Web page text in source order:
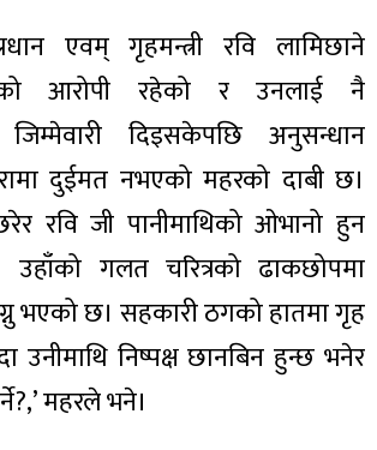
एवम् गृहमन्त्री रवि लामिछाने
आरोपी रहेको र उनलाई नै
जिम्मेवारी दिइसकेपछि अनुसन्धान
दुईमत नभएको महरको दाबी छ।
रवि जी पानीमाथिको ओभानो हुन
गलत चरित्रको ढाकछोपमा
भएको छ। सहकारी ठगको हातमा गृह
उनीमाथि निष्पक्ष छानबिन हुन्छ भनेर
महरले भने।